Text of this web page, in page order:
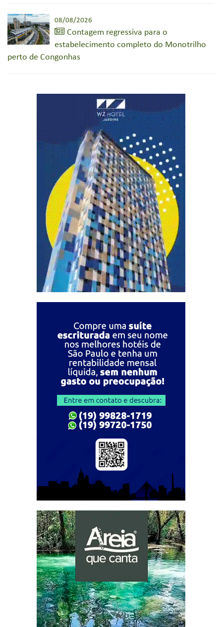
08/08/2026
Contagem regressiva para o
estabelecimento completo do Monotrilho
perto de Congonhas